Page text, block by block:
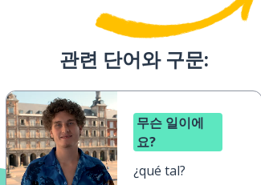
관련 단어와 구문:
무슨 일이에
요?
¿qué tal?